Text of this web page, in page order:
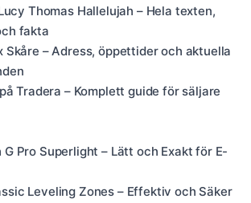
Thomas Hallelujah – Hela texten,
fakta
Skåre – Adress, öppettider och aktuella
Tradera – Komplett guide för säljare
G Pro Superlight – Lätt och Exakt för E-
Leveling Zones – Effektiv och Säker